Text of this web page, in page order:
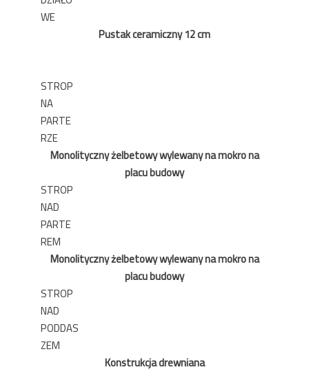
WE
Pustak ceramiczny 12 cm
STROP
NA
PARTE
RZE
Monolityczny żelbetowy wylewany na mokro na
placu budowy
STROP
NAD
PARTE
REM
Monolityczny żelbetowy wylewany na mokro na
placu budowy
STROP
NAD
PODDAS
ZEM
Konstrukcja drewniana